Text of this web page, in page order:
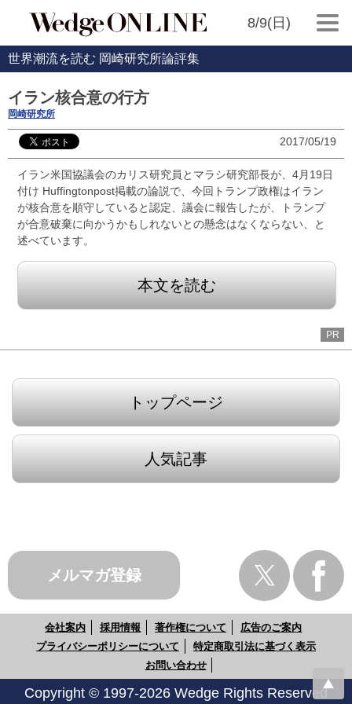
8/9(日)
世界潮流を読む 岡崎研究所論評集
イラン核合意の行方
岡崎研究所
2017/05/19
イラン米国協議会のカリス研究員とマラシ研究部長が、4月19日
付け Huffingtonpost掲載の論説で、今回トランプ政権はイラン
が核合意を順守していると認定、議会に報告したが、トランプ
が合意破棄に向かうかもしれないとの懸念はなくならない、と
述べています。
本文を読む
PR
トップページ
人気記事
メルマガ登録
会社案内 採用情報 著作権について
広告のご案内
プライバシーポリシーについて
特定商取引法に基づく表示
お問い合わせ
Copyright © 1997-2026 Wedge Rights Reserved